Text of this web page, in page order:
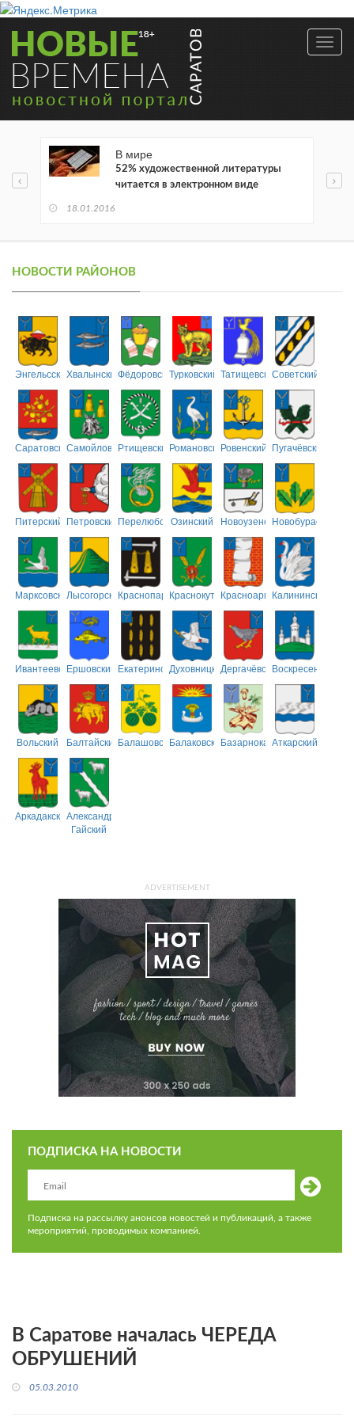
В мире
52% художественной литературы
читается в электронном виде
18.01.2016
НОВОСТИ РАЙОНОВ
ЭнгельсскийХвалынскийФёдоровскийТурковский ТатищевскийСоветский
СаратовскийСамойловскийРтищевскийРомановскийРовенский Пугачёвский
Питерский ПетровскийПерелюбскийОзинский НовоузенскийНовобурасский
МарксовскийЛысогорскийКраснопартизанский
КраснокутскийКрасноармейский
Калининский
ИвантеевскийЕршовский ЕкатериновскийДуховницкийДергачёвскийВоскресенский
Вольский БалтайскийБалашовскийБалаковскийБазарнокарабулакский
Аткарский
АркадакскийАлександрово-
Гайский
ADVERTISEMENT
ПОДПИСКА НА НОВОСТИ
Подписка на рассылку анонсов новостей и публикаций, а также
мероприятий, проводимых компанией.
В Саратове началась ЧЕРЕДА
ОБРУШЕНИЙ
05.03.2010